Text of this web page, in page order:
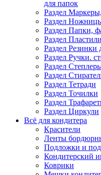
для папок
Раздел
Раздел
Раздел Папки,
Раздел
Раздел Резинки
Раздел Ручки.
Раздел
Раздел
Раздел Тетради
Раздел Точилки
Раздел
Раздел Циркули
Всё для кондитера
Красители
Ленты
Подложки и
Кондитерский
Коврики